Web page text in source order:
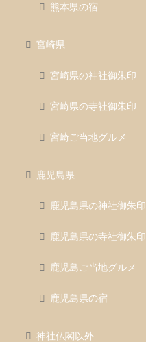
熊本県の宿
宮崎県
宮崎県の神社御朱印
宮崎県の寺社御朱印
宮崎ご当地グルメ
鹿児島県
鹿児島県の神社御朱印
鹿児島県の寺社御朱印
鹿児島ご当地グルメ
鹿児島県の宿
神社仏閣以外